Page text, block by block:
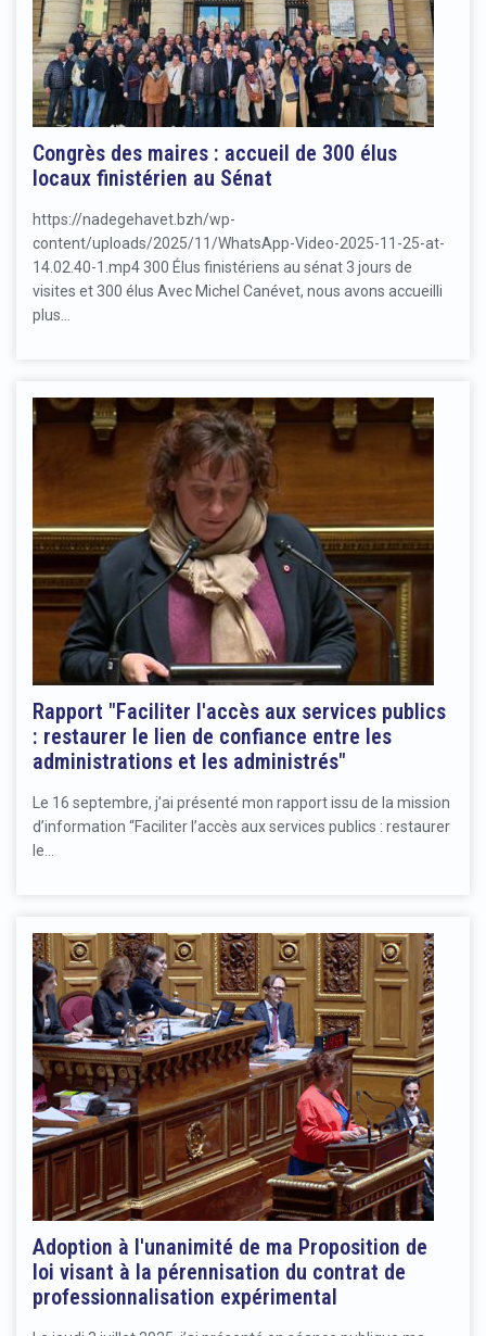
Congrès des maires : accueil de 300 élus
locaux finistérien au Sénat
https://nadegehavet.bzh/wp-
content/uploads/2025/11/WhatsApp-Video-2025-11-25-at-
14.02.40-1.mp4 300 Élus finistériens au sénat 3 jours de
visites et 300 élus Avec Michel Canévet, nous avons accueilli
plus…
Rapport "Faciliter l'accès aux services publics
: restaurer le lien de confiance entre les
administrations et les administrés"
Le 16 septembre, j’ai présenté mon rapport issu de la mission
d’information “Faciliter l’accès aux services publics : restaurer
le…
Adoption à l'unanimité de ma Proposition de
loi visant à la pérennisation du contrat de
professionnalisation expérimental